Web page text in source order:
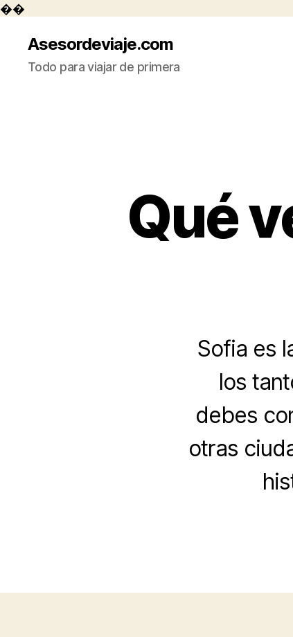
��
Asesordeviaje.com
Todo para viajar de primera
Qué
Sofia es
los
debes
otras